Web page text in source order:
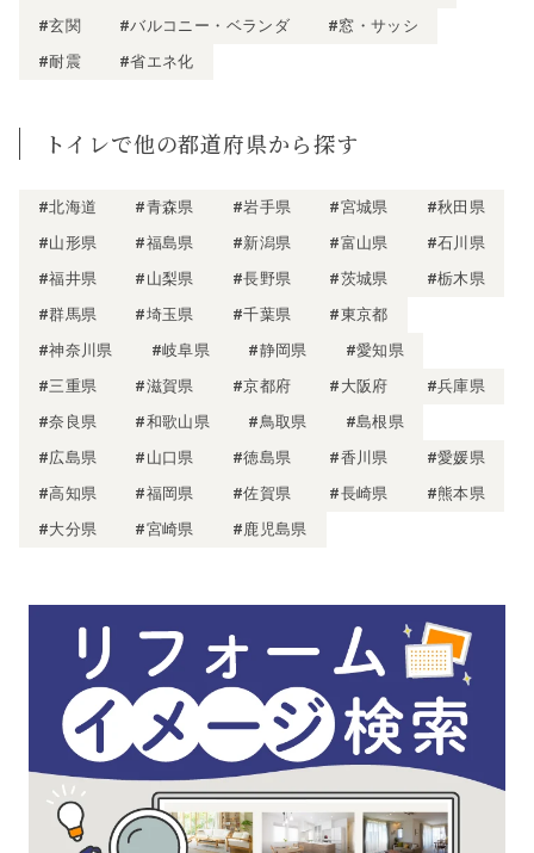
#玄関
#バルコニー・ベランダ
#窓・サッシ
#耐震
#省エネ化
トイレで他の都道府県から探す
#北海道 #青森県 #岩手県 #宮城県
#秋田県
#山形県
#福島県 #新潟県 #富山県
#石川県
#福井県
#山梨県 #長野県 #茨城県
#栃木県
#群馬県
#埼玉県 #千葉県
#東京都
#神奈川県
#岐阜県 #静岡県
#愛知県
#三重県
#滋賀県 #京都府 #大阪府
#兵庫県
#奈良県
#和歌山県 #鳥取県
#島根県
#広島県
#山口県 #徳島県 #香川県
#愛媛県
#高知県
#福岡県 #佐賀県 #長崎県
#熊本県
#大分県
#宮崎県 #鹿児島県